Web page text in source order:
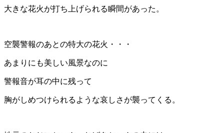
大きな花火が打ち上げられる瞬間があった。
空襲警報のあとの特大の花火・・・
あまりにも美しい風景なのに
警報音が耳の中に残って
胸がしめつけられるような哀しさが襲ってくる。